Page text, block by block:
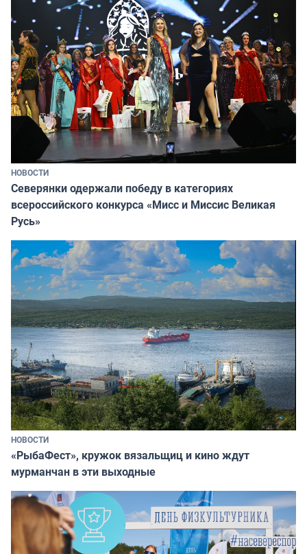
НОВОСТИ
Северянки одержали победу в категориях
всероссийского конкурса «Мисс и Миссис Великая
Русь»
НОВОСТИ
«РыбаФест», кружок вязальщиц и кино ждут
мурманчан в эти выходные